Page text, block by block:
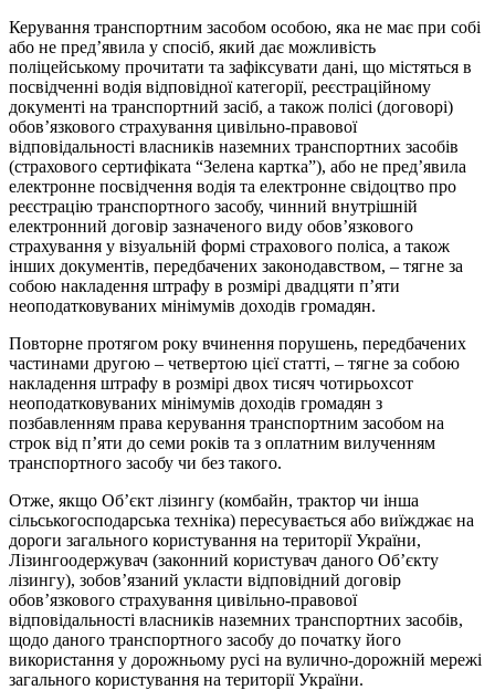
Керування транспортним засобом особою, яка не має при собі
або не пред’явила у спосіб, який дає можливість
поліцейському прочитати та зафіксувати дані, що містяться в
посвідченні водія відповідної категорії, реєстраційному
документі на транспортний засіб, а також полісі (договорі)
обов’язкового страхування цивільно-правової
відповідальності власників наземних транспортних засобів
(страхового сертифіката “Зелена картка”), або не пред’явила
електронне посвідчення водія та електронне свідоцтво про
реєстрацію транспортного засобу, чинний внутрішній
електронний договір зазначеного виду обов’язкового
страхування у візуальній формі страхового поліса, а також
інших документів, передбачених законодавством, – тягне за
собою накладення штрафу в розмірі двадцяти п’яти
неоподатковуваних мінімумів доходів громадян.
Повторне протягом року вчинення порушень, передбачених
частинами другою – четвертою цієї статті, – тягне за собою
накладення штрафу в розмірі двох тисяч чотирьохсот
неоподатковуваних мінімумів доходів громадян з
позбавленням права керування транспортним засобом на
строк від п’яти до семи років та з оплатним вилученням
транспортного засобу чи без такого.
Отже, якщо Об’єкт лізингу (комбайн, трактор чи інша
сільськогосподарська техніка) пересувається або виїжджає на
дороги загального користування на території України,
Лізингоодержувач (законний користувач даного Об’єкту
лізингу), зобов’язаний укласти відповідний договір
обов’язкового страхування цивільно-правової
відповідальності власників наземних транспортних засобів,
щодо даного транспортного засобу до початку його
використання у дорожньому русі на вулично-дорожній мережі
загального користування на території України.